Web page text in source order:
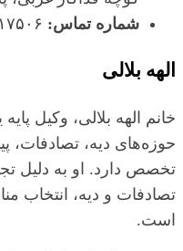
شماره تماس:
الهه بلالی
خانم الهه بلالی، وکیل
حوزه‌های دیه، تصادفات،
تخصص دارد. او به دلیل
تصادفات و دیه، انتخاب
است.